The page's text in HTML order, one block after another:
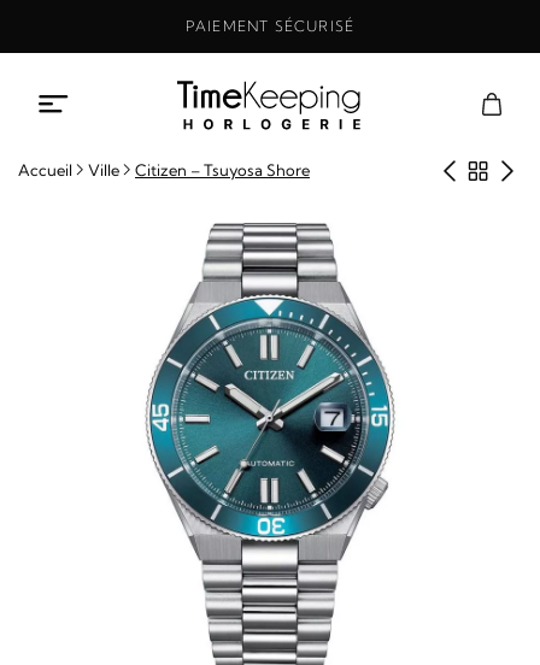
PAIEMENT SÉCURISÉ
Accueil Ville Citizen – Tsuyosa Shore